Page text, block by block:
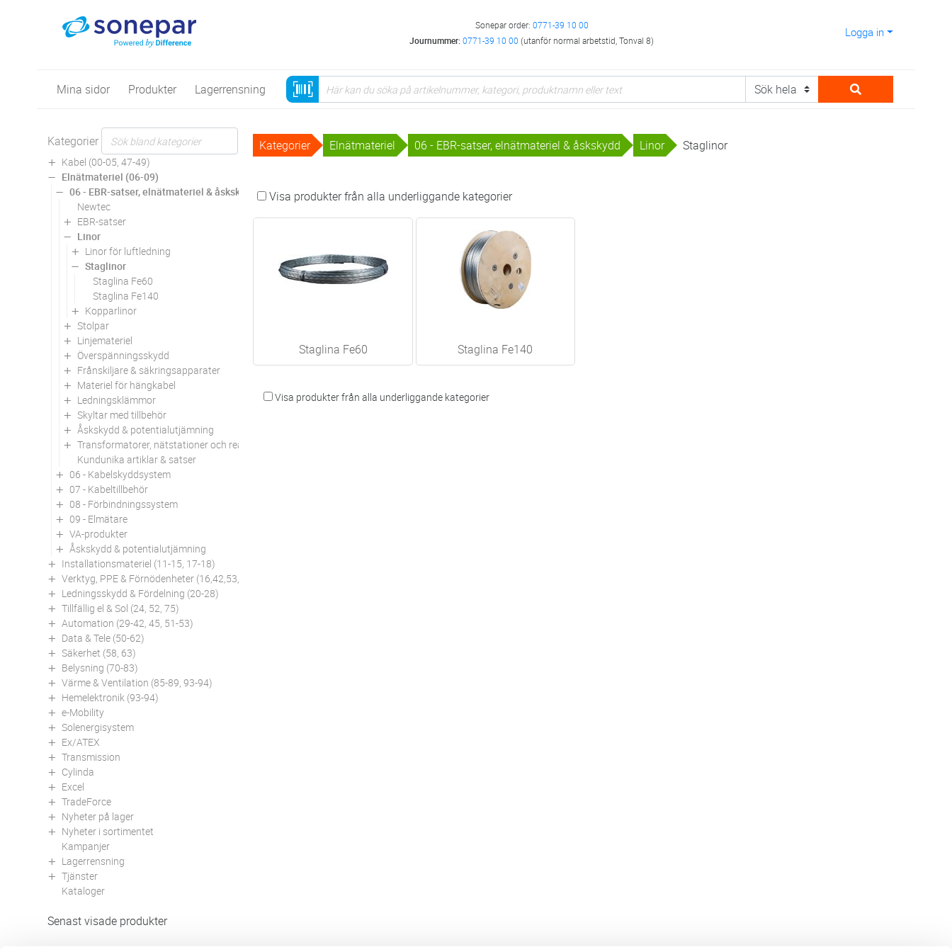
Sonepar order: 0771-39 10 00
Journummer:0771-39 10 00 (utanför normal arbetstid, Tonval 8)
Logga in
Mina sidor Produkter Lagerrensning
Kategorier
Kabel (00-05, 47-49)
Elnätmateriel (06-09)
06 - EBR-satser, elnätmateriel & åskskydd
Newtec
EBR-satser
Linor
Linor för luftledning
Staglinor
Staglina Fe60
Staglina Fe140
Kopparlinor
Stolpar
Linjemateriel
Överspänningsskydd
Frånskiljare & säkringsapparater
Materiel för hängkabel
Ledningsklämmor
Skyltar med tillbehör
Åskskydd & potentialutjämning
Transformatorer, nätstationer och reaktorer
Kundunika artiklar & satser
06 - Kabelskyddsystem
07 - Kabeltillbehör
08 - Förbindningssystem
09 - Elmätare
VA-produkter
Åskskydd & potentialutjämning
Installationsmateriel (11-15, 17-18)
Verktyg, PPE & Förnödenheter (16,42,53,94)
Ledningsskydd & Fördelning (20-28)
Tillfällig el & Sol (24, 52, 75)
Automation (29-42, 45, 51-53)
Data & Tele (50-62)
Säkerhet (58, 63)
Belysning (70-83)
Värme & Ventilation (85-89, 93-94)
Hemelektronik (93-94)
e-Mobility
Solenergisystem
Ex/ATEX
Transmission
Cylinda
Excel
TradeForce
Nyheter på lager
Nyheter i sortimentet
Kampanjer
Lagerrensning
Tjänster
Kataloger
Senast visade produkter
Kategorier Elnätmateriel 06 - EBR-satser, elnätmateriel & åskskydd Linor Staglinor
Visa produkter från alla underliggande kategorier
Staglina Fe60 Staglina Fe140
Visa produkter från alla underliggande kategorier